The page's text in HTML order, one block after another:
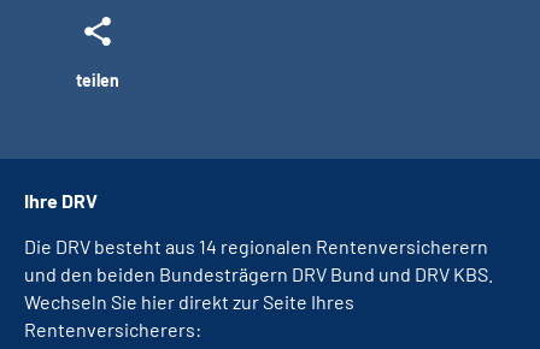
teilen
Ihre DRV
Die DRV besteht aus 14 regionalen Rentenversicherern
und den beiden Bundesträgern DRV Bund und DRV KBS.
Wechseln Sie hier direkt zur Seite Ihres
Rentenversicherers: